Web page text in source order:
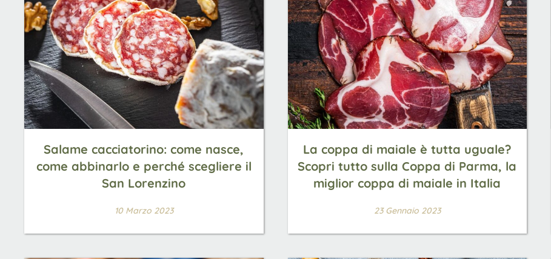
Salame cacciatorino: come nasce,
come abbinarlo e perché scegliere il
San Lorenzino
10 Marzo 2023
La coppa di maiale è tutta uguale?
Scopri tutto sulla Coppa di Parma, la
miglior coppa di maiale in Italia
23 Gennaio 2023